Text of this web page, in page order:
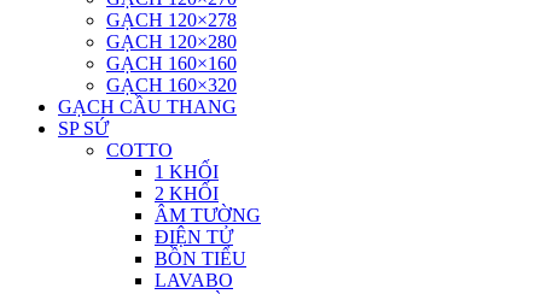
GẠCH 120×278
GẠCH 120×280
GẠCH 160×160
GẠCH 160×320
GẠCH CẦU THANG
SP SỨ
COTTO
1 KHỐI
2 KHỐI
ÂM TƯỜNG
ĐIỆN TỬ
BỒN TIỂU
LAVABO